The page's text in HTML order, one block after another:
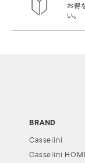
お得
い。
BRAND
Casselini
Casselini